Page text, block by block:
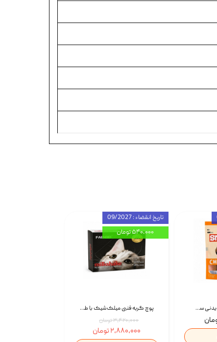
پوچ گربه فنبی میلک‌شیک با طعم مرغ Faenbei Cat Milk Shake Pouch بسته 12 عددی
۳,۴۲۰,۰۰۰ تومان
۲,۸۸۰,۰۰۰ تومان
تاریخ انقضاء : 09/2027
۵۴۰,۰۰۰ تومان
تشویقی استخوان جویدنی سگ اسنکی کرانچی با طعم مرغ Snacky Crunchy Munchy وزن 100 گرم